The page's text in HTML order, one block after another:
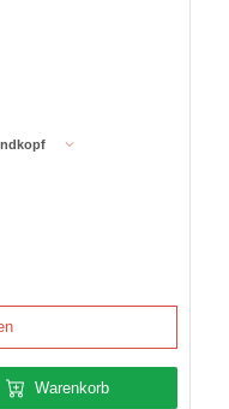
Warenkorb